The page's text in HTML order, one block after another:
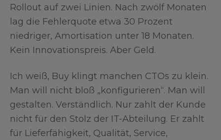
Rollout auf zwei Linien. Nach zwölf Monaten
lag die Fehlerquote etwa 30 Prozent
niedriger, Amortisation unter 18 Monaten.
Kein Innovationspreis. Aber Geld.
Ich weiß, Buy klingt manchen CTOs zu klein.
Man will nicht bloß „konfigurieren“. Man will
gestalten. Verständlich. Nur zahlt der Kunde
nicht für den Stolz der IT-Abteilung. Er zahlt
für Lieferfähigkeit, Qualität, Service,